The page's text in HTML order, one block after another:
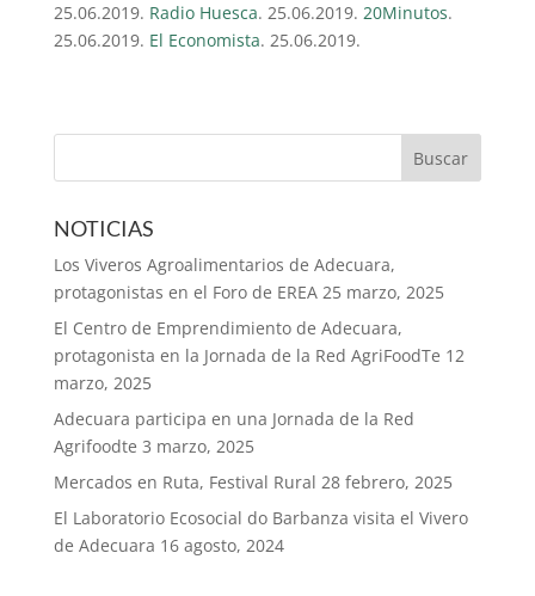
25.06.2019. Radio Huesca. 25.06.2019. 20Minutos.
25.06.2019. El Economista. 25.06.2019.
NOTICIAS
Los Viveros Agroalimentarios de Adecuara,
protagonistas en el Foro de EREA 25 marzo, 2025
El Centro de Emprendimiento de Adecuara,
protagonista en la Jornada de la Red AgriFoodTe 12
marzo, 2025
Adecuara participa en una Jornada de la Red
Agrifoodte 3 marzo, 2025
Mercados en Ruta, Festival Rural 28 febrero, 2025
El Laboratorio Ecosocial do Barbanza visita el Vivero
de Adecuara 16 agosto, 2024